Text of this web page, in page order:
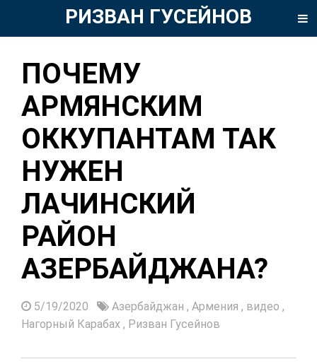
РИЗВАН ГУСЕЙНОВ
ПОЧЕМУ
АРМЯНСКИМ
ОККУПАНТАМ ТАК
НУЖЕН
ЛАЧИНСКИЙ
РАЙОН
АЗЕРБАЙДЖАНА?
5/19/2020 Азербайджан , Армения , видео ,
Нагорный Карабах , Ризван Гусейнов